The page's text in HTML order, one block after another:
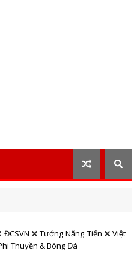
ĐCSVN Tưởng Năng Tiến
Việt
Thuyền & Bóng Đá